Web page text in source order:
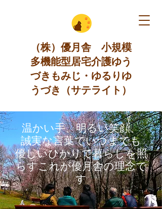
（株）優月舎 小規模
多機能型居宅介護ゆう
づきもみじ・ゆるりゆ
うづき（サテライト）
温かい手、明るい笑顔、
誠実な言葉でいつまでも
優しいひかりで暮らしを照
らす​これが優月舎の理念で
す